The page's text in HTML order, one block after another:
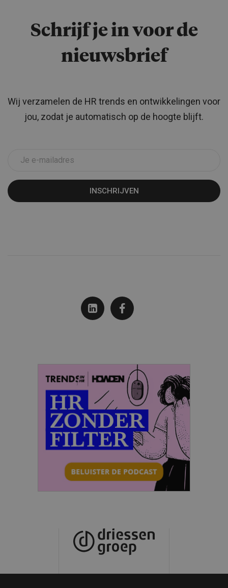
Schrijf je in voor de
nieuwsbrief
Wij verzamelen de HR trends en ontwikkelingen voor
jou, zodat je automatisch op de hoogte blijft.